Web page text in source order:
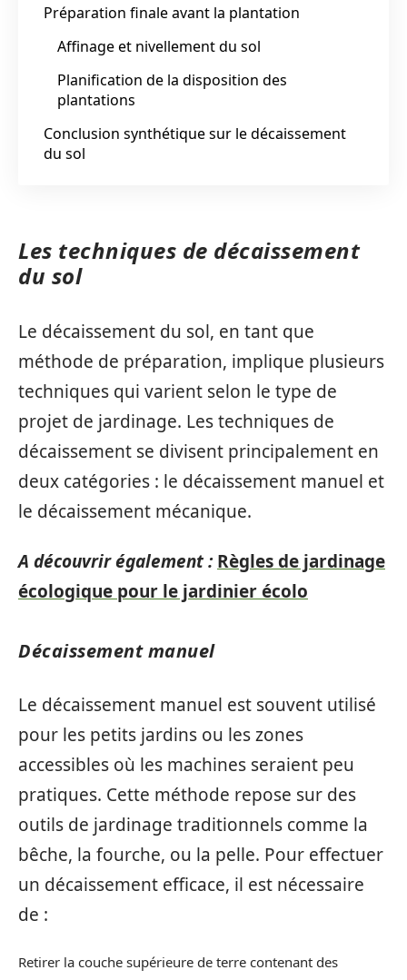
Préparation finale avant la plantation
Affinage et nivellement du sol
Planification de la disposition des
plantations
Conclusion synthétique sur le décaissement
du sol
Les techniques de décaissement
du sol
Le décaissement du sol, en tant que
méthode de préparation, implique plusieurs
techniques qui varient selon le type de
projet de jardinage. Les techniques de
décaissement se divisent principalement en
deux catégories : le décaissement manuel et
le décaissement mécanique.
A découvrir également : Règles de jardinage
écologique pour le jardinier écolo
Décaissement manuel
Le décaissement manuel est souvent utilisé
pour les petits jardins ou les zones
accessibles où les machines seraient peu
pratiques. Cette méthode repose sur des
outils de jardinage traditionnels comme la
bêche, la fourche, ou la pelle. Pour effectuer
un décaissement efficace, il est nécessaire
de :
Retirer la couche supérieure de terre contenant des